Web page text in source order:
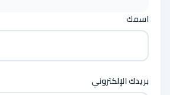
اسمك
بريدك الإلكتروني